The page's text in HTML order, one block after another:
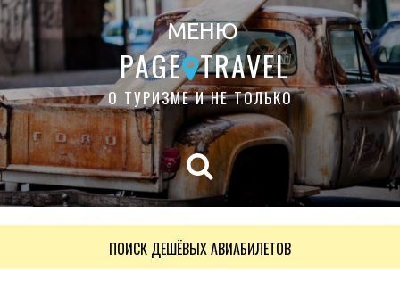
МЕНЮ
PAGE TRAVEL
О ТУРИЗМЕ И НЕ ТОЛЬКО
ПОИСК ДЕШЁВЫХ АВИАБИЛЕТОВ